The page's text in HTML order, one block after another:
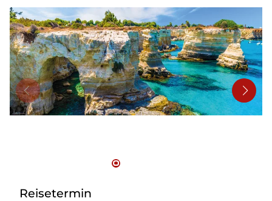
Busreisen
Bus mieten
Reisebüro
Newsletter
Kontakt
Reisetermin